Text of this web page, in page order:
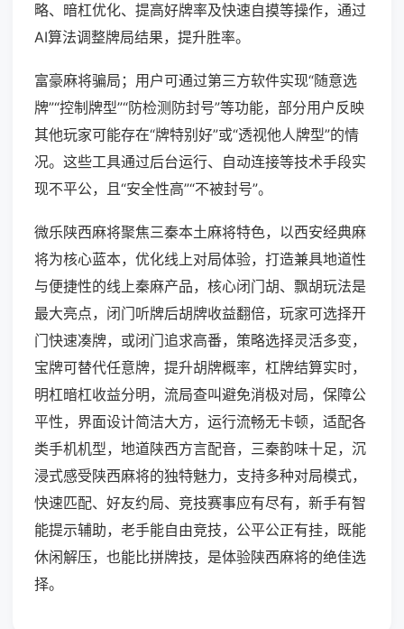
略、暗杠优化、提高好牌率及快速自摸等操作，通过
AI算法调整牌局结果，提升胜率。
富豪麻将骗局；用户可通过第三方软件实现“随意选
牌”“控制牌型”“防检测防封号”等功能，部分用户反映
其他玩家可能存在“牌特别好”或“透视他人牌型”的情
况。这些工具通过后台运行、自动连接等技术手段实
现不平公，且“安全性高”“不被封号”。
微乐陕西麻将聚焦三秦本土麻将特色，以西安经典麻
将为核心蓝本，优化线上对局体验，打造兼具地道性
与便捷性的线上秦麻产品，核心闭门胡、飘胡玩法是
最大亮点，闭门听牌后胡牌收益翻倍，玩家可选择开
门快速凑牌，或闭门追求高番，策略选择灵活多变，
宝牌可替代任意牌，提升胡牌概率，杠牌结算实时，
明杠暗杠收益分明，流局查叫避免消极对局，保障公
平性，界面设计简洁大方，运行流畅无卡顿，适配各
类手机机型，地道陕西方言配音，三秦韵味十足，沉
浸式感受陕西麻将的独特魅力，支持多种对局模式，
快速匹配、好友约局、竞技赛事应有尽有，新手有智
能提示辅助，老手能自由竞技，公平公正有挂，既能
休闲解压，也能比拼牌技，是体验陕西麻将的绝佳选
择。